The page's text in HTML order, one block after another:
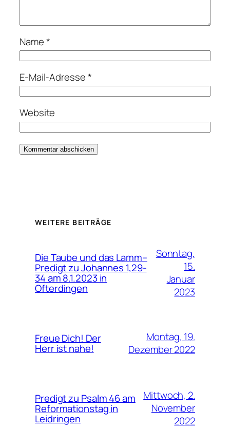
Name*
E-Mail-Adresse*
Website
WEITERE BEITRÄGE
Die Taube und das Lamm–
Predigt zu Johannes 1,29-
34 am 8.1.2023 in
Ofterdingen
Sonntag,
15.
Januar
2023
Freue Dich! Der
Herr ist nahe!
Montag, 19.
Dezember 2022
Predigt zu Psalm 46 am
Reformationstag in
Leidringen
Mittwoch, 2.
November
2022